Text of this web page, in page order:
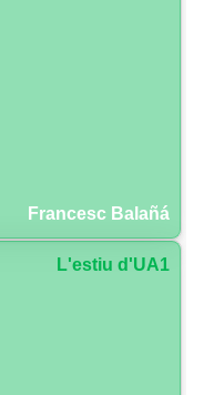
Francesc Balañá
L'estiu d'UA1